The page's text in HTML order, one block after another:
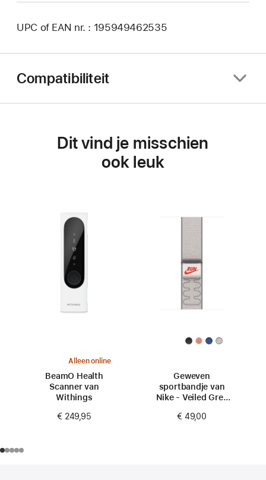
UPC of EAN nr. : 195949462535
Compatibiliteit
Dit vind je misschien
ook leuk
Alleen online
BeamO Health
Scanner van
Withings
€ 249,95
Geweven
sportbandje van
Nike - Veiled Grey
€ 49,00